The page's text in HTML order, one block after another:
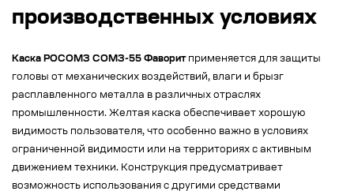
производственных условиях
Каска РОСОМЗ СОМЗ-55 Фаворитприменяется для защиты
головы от механических воздействий, влаги и брызг
расплавленного металла в различных отраслях
промышленности. Желтая каска обеспечивает хорошую
видимость пользователя, что особенно важно в условиях
ограниченной видимости или на территориях с активным
движением техники. Конструкция предусматривает
возможность использования с другими средствами